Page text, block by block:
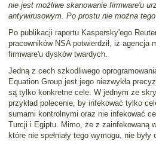
nie jest możliwe skanowanie firmware'u
antywirusowym. Po prostu nie można
Po publikacji raportu Kaspersky'ego
pracowników NSA potwierdził, iż agencja
firmware'u dysków twardych.
Jedną z cech szkodliwego
Equation Group jest jego niezwykła
są tylko konkretne cele. W jednym ze
przykład polecenie, by infekować tylko
sumami kontrolnymi oraz nie infekować
Turcji i Egiptu. Mimo, że z zainfekowaną
które nie spełniały tego wymogu, nie